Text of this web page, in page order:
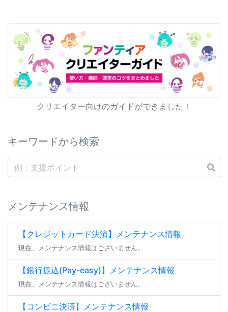
クリエイター向けのガイドができました！
キーワードから検索
メンテナンス情報
【クレジットカード決済】メンテナンス情報
現在、メンテナンス情報はございません。
【銀行振込(Pay-easy)】メンテナンス情報
現在、メンテナンス情報はございません。
【コンビニ決済】メンテナンス情報